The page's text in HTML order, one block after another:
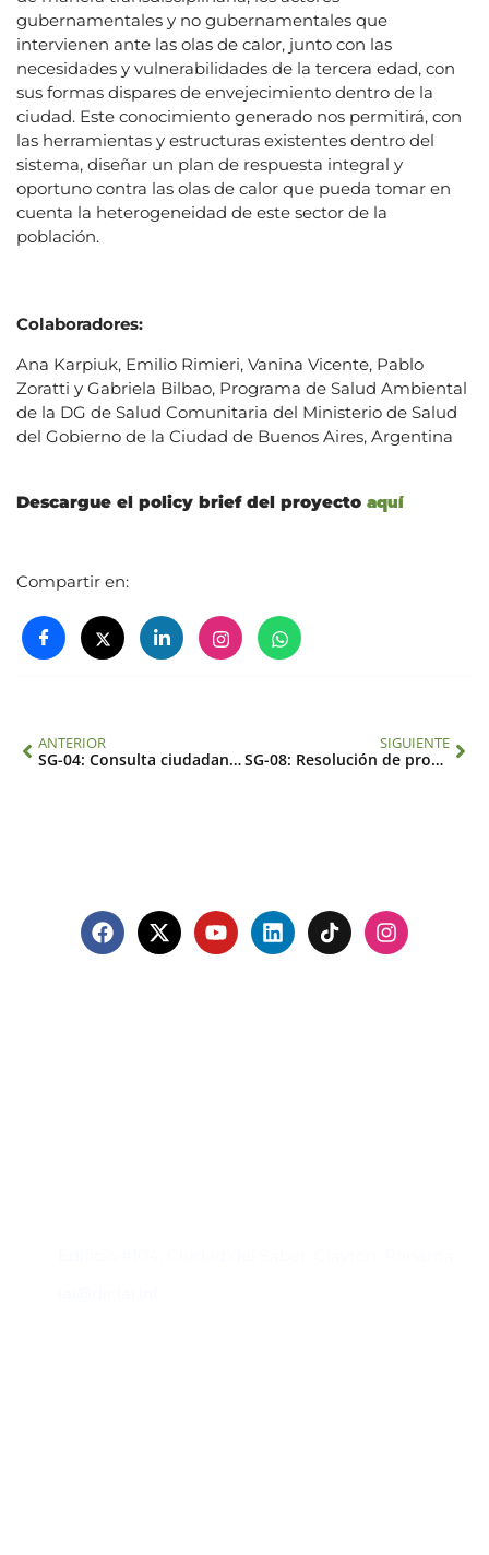
gubernamentales y no gubernamentales que
intervienen ante las olas de calor, junto con las
necesidades y vulnerabilidades de la tercera edad, con
sus formas dispares de envejecimiento dentro de la
ciudad. Este conocimiento generado nos permitirá, con
las herramientas y estructuras existentes dentro del
sistema, diseñar un plan de respuesta integral y
oportuno contra las olas de calor que pueda tomar en
cuenta la heterogeneidad de este sector de la
población.
Colaboradores:
Ana Karpiuk, Emilio Rimieri, Vanina Vicente, Pablo
Zoratti y Gabriela Bilbao, Programa de Salud Ambiental
de la DG de Salud Comunitaria del Ministerio de Salud
del Gobierno de la Ciudad de Buenos Aires, Argentina
Descargue el policy brief del proyecto aquí
Compartir en:
ANTERIOR
SG-04: Consulta ciudadana y mapeo de las zonas verdes y su papel en la salud pública
SIGUIENTE
SG-08: Resolución de problemas y estrategias relacionadas con el cambio climático, la salud y la agroecología desde una perspectiva transdisciplinaria